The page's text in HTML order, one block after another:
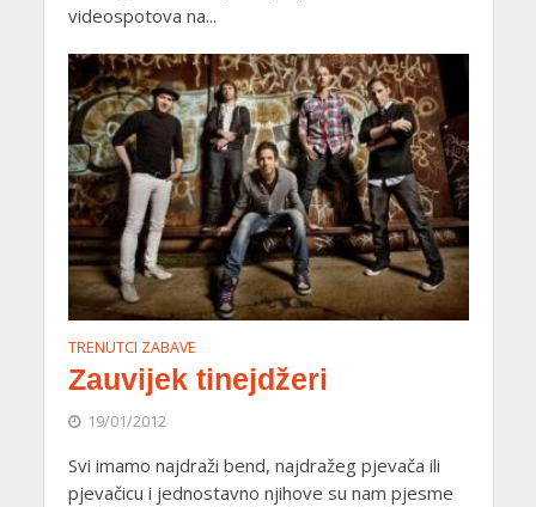
videospotova na...
TRENUTCI ZABAVE
Zauvijek tinejdžeri
19/01/2012
Svi imamo najdraži bend, najdražeg pjevača ili
pjevačicu i jednostavno njihove su nam pjesme